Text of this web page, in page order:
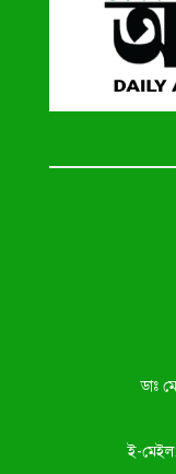
ডাঃ মোঃ
ই-